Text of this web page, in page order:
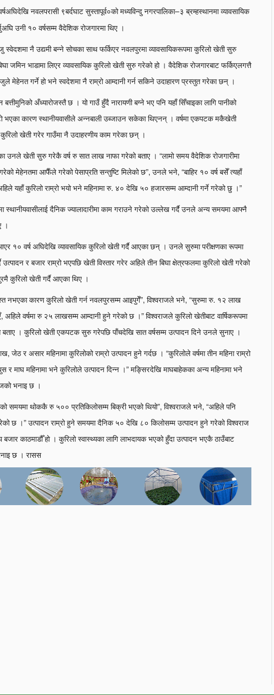
नवलपरासी ९बर्दघाट सुस्तापूर्व०को मध्यविन्दु नगरपालिका–३ ब्रम्हस्थानमा व्यावसायिक
उनी १० वर्षसम्म वैदेशिक रोजगारमा थिए ।
स्वेदशमा नै उद्यमी बन्ने सोचका साथ फर्किएर नवलपुरमा व्यावसायिकरूपमा कुरिलो खेती सुरु
जमिन भाडामा लिएर व्यावसायिक कुरिलो खेती सुरु गरेको हो । वैदेशिक रोजगारबाट फर्किएलगत्तै
मेहेनत गर्ने हो भने स्वदेशमा नै राम्रो आम्दानी गर्न सकिने उदाहारण प्रस्तुत गरेका छन् ।
अँध्यारोजस्तै छ । यो गाउँ हुँदै नारायणी बग्ने भए पनि यहाँ सिँचाइका लागि पानीको
भएका कारण स्थानीयवासीले अन्नबाली उब्जाउन सकेका थिएनन् । वर्षमा एकपटक मकैखेती
कुरिलो खेती गरेर गाउँमा नै उदाहरणीय काम गरेका छन् ।
उनले खेती सुरु गरेकै वर्ष रु सात लाख नाफा गरेको बताए । “लामो समय वैदेशिक रोजगारीमा
मेहेनतमा आफैँले गरेको पेसाप्रति सन्तुष्टि मिलेको छ”, उनले भने, “बाहिर १० वर्ष बसेँ त्यहाँ
यहाँ कुरिलो राम्रो भयो भने महिनामा रु. ४० देखि ५० हजारसम्म आम्दानी गर्ने गरेको छु ।”
स्थानीयवासीलाई दैनिक ज्यालादारीमा काम गराउने गरेको उल्लेख गर्दै उनले अन्य समयमा आफ्नै
।
१० वर्ष अघिदेखि व्यावसायिक कुरिलो खेती गर्दै आएका छन् । उनले सुरुमा परीक्षणका रूपमा
र बजार राम्रो भएपछि खेती विस्तार गरेर अहिले तीन बिघा क्षेत्रफलमा कुरिलो खेती गरेको
कुरिलो खेती गर्दै आएका थिए ।
नभएका कारण कुरिलो खेती गर्न नवलपुरसम्म आइपुगेँ”, विश्वराजले भने, “सुरुमा रु. १२ लाख
वर्षमा रु २५ लाखसम्म आम्दानी हुने गरेको छ ।” विश्वराजले कुरिलो खेतीबाट वार्षिकरूपमा
। कुरिलो खेती एकपटक सुरु गरेपछि पाँचदेखि सात वर्षसम्म उत्पादन दिने उनले सुनाए ।
जेठ र असार महिनामा कुरिलोको राम्रो उत्पादन हुने गर्दछ । “कुरिलोले वर्षमा तीन महिना राम्रो
र माघ महिनामा भने कुरिलोले उत्पादन दिन्न ।” मङ्सिरदेखि माघबाहेकका अन्य महिनामा भने
भनाइ छ ।
समयमा थोककै रु ५०० प्रतिकिलोसम्म बिक्री भएको थियो”, विश्वराजले भने, “अहिले पनि
छ ।” उत्पादन राम्रो हुने समयमा दैनिक ५० देखि ८० किलोसम्म उत्पादन हुने गरेको विश्वराज
काठमाडौँ हो । कुरिलो स्वास्थ्यका लागि लाभदायक भएको हुँदा उत्पादन भएकै ठाउँबाट
छ । रासस